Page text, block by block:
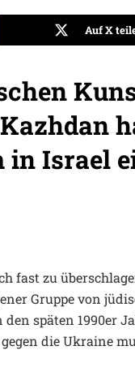
Auf X
Israel
fast zu
Gruppe von
späten 1990er
die Ukraine